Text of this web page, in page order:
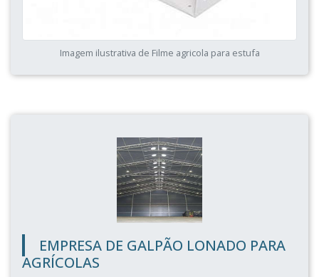
Imagem ilustrativa de Filme agricola para estufa
EMPRESA DE GALPÃO LONADO PARA
AGRÍCOLAS